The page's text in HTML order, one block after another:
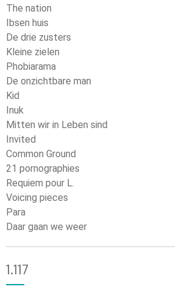
The nation
Ibsen huis
De drie zusters
Kleine zielen
Phobiarama
De onzichtbare man
Kid
Inuk
Mitten wir in Leben sind
Invited
Common Ground
21 pornographies
Requiem pour L.
Voicing pieces
Para
Daar gaan we weer
1.117